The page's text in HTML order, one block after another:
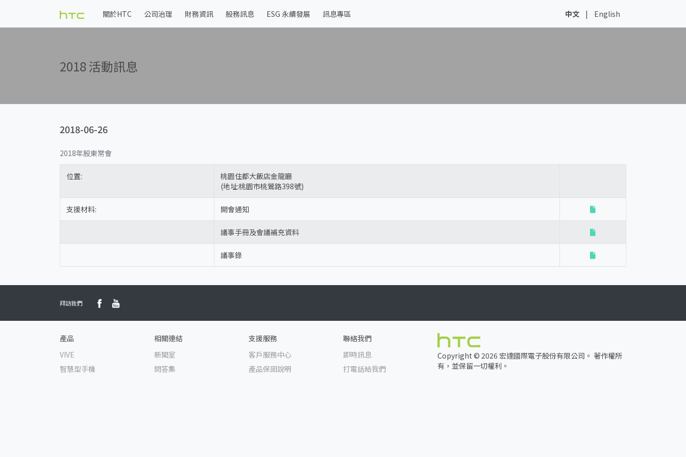
關於HTC 公司治理 財務資訊 股務訊息 ESG 永續發展 訊息專區 中文 | English
2018 活動訊息
2018-06-26
2018年股東常會
位置:
桃園住都大飯店金龍廳
(地址:桃園市桃鶯路398號)
支援材料: 開會通知
議事手冊及會議補充資料
議事錄
拜訪我們
產品
VIVE
智慧型手機
相關連結
新聞室
問答集
支援服務
客戶服務中心
產品保固說明
聯絡我們
即時訊息
打電話給我們
Copyright © 2026 宏達國際電子股份有限公司。 著作權所
有，並保留一切權利。